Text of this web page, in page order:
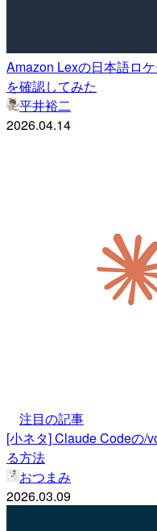
Amazon Lexの日本語ロ
を確認してみた
平井裕二
2026.04.14
注目の記事
[小ネタ] Claude Codeの/
る方法
おつまみ
2026.03.09